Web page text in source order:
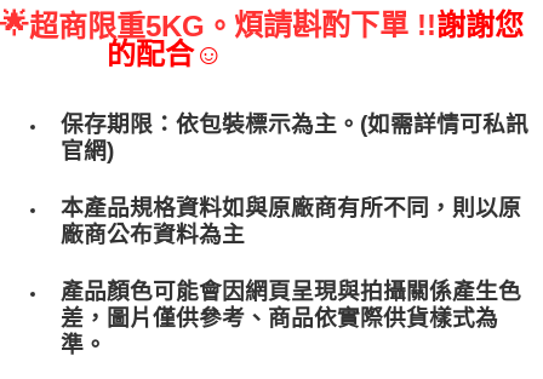
🌟超商限重5KG。 煩請斟酌下單 !!謝謝您
的配合☺
保存期限：依包裝標示為主。(如需詳情可私訊
官網)
本產品規格資料如與原廠商有所不同，則以原
廠商公布資料為主
產品顏色可能會因網頁呈現與拍攝關係產生色
差，圖片僅供參考、商品依實際供貨樣式為
準。